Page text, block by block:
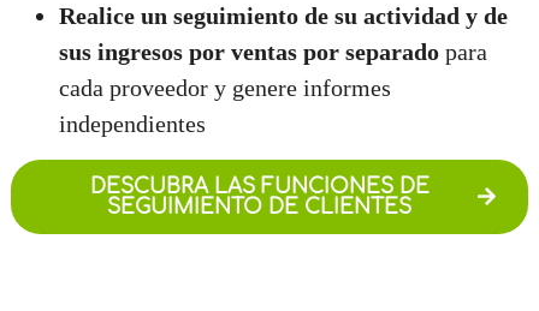
Realice un seguimiento de su actividad y de
sus ingresos por ventas por separado para
cada proveedor y genere informes
independientes
DESCUBRA LAS FUNCIONES DE
SEGUIMIENTO DE CLIENTES